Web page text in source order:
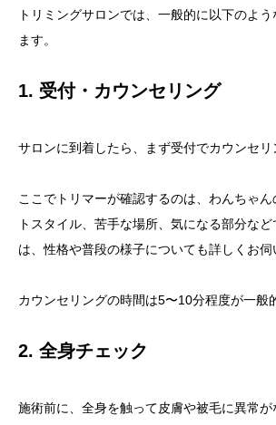
トリミングサロンでは、一般的に以下のよ
ます。
1. 受付・カウンセリング
サロンに到着したら、まず受付でカウンセリ
ここでトリマーが確認するのは、わんちゃ
トスタイル、苦手な場所、気になる部分な
は、性格や普段の様子についても詳しくお伺
カウンセリングの時間は5〜10分程度が一般
2. 全身チェック
施術前に、全身を触って皮膚や被毛に異常が